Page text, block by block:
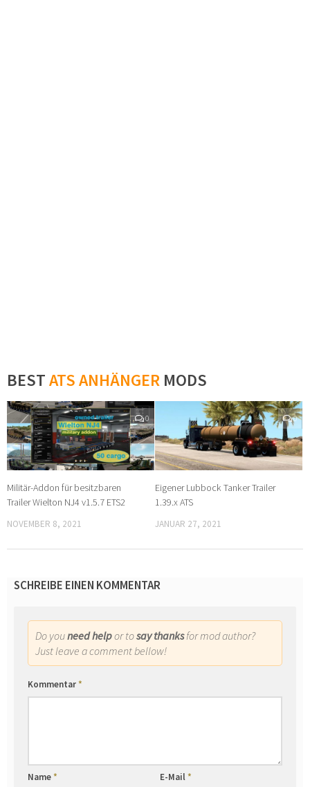
BESTATS ANHÄNGER MODS
0
Militär-Addon für besitzbaren
Trailer Wielton NJ4 v1.5.7 ETS2
NOVEMBER 8, 2021
0
Eigener Lubbock Tanker Trailer
1.39.x ATS
JANUAR 27, 2021
SCHREIBE EINEN KOMMENTAR
Do youneed helpor tosay thanksfor mod author?
Just leave a comment bellow!
Kommentar*
Name* E-Mail*